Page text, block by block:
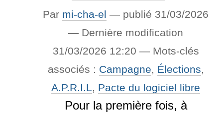
Par mi-cha-el — publié 31/03/2026
— Dernière modification
31/03/2026 12:20 — Mots-clés
associés : Campagne, Élections,
A.P.R.I.L, Pacte du logiciel libre
Pour la première fois, à